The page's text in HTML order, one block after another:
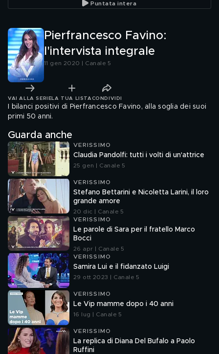
Puntata intera
Pierfrancesco Favino:
l'intervista integrale
11 gen 2020 | Canale 5
VAI ALLA SERIE LA TUA LISTA CONDIVIDI
I bilanci positivi di Pierfrancesco Favino, alla soglia dei suoi
primi 50 anni.
Guarda anche
VERISSIMO
Claudia Pandolfi: tutti i volti di un'attrice
25 gen | Canale 5
VERISSIMO
Stefano Bettarini e Nicoletta Larini, il loro
grande amore
20 dic | Canale 5
VERISSIMO
Le parole di Sara per il fratello Marco
Bocci
26 apr | Canale 5
VERISSIMO
Samira Lui e il fidanzato Luigi
29 ott 2023 | Canale 5
VERISSIMO
Le Vip mamme dopo i 40 anni
16 lug | Canale 5
VERISSIMO
La replica di Diana Del Bufalo a Paolo
Ruffini